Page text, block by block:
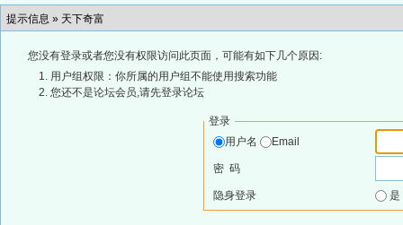
提示信息 » 天下奇富
您没有登录或者您没有权限访问此页面，可能有如下几个原因:
用户组权限：你所属的用户组不能使用搜索功能
您还不是论坛会员,请先登录论坛
登录
用户名
Email
密 码
隐身登录